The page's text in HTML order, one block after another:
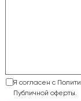
Я согласен с
Публичной оферты.